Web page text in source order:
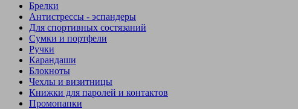
Брелки
Антистрессы - эспандеры
Для спортивных состязаний
Сумки и портфели
Ручки
Карандаши
Блокноты
Чехлы и визитницы
Книжки для паролей и контактов
Промопапки